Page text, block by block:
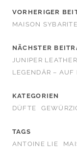
VORHERIGER
MAISON
NÄCHSTER
JUNIPER
LEGENDÄR – AUF
KATEGORIEN
DÜFTE
TAGS
ANTOINE LIE